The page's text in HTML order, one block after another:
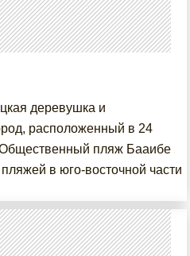
деревушка и
расположенный в 24
пляж Бааибе
в юго-восточной части